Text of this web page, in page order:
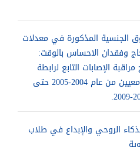
الجنسية المذكورة في معدلات
وفقدان الاحساس بالوقت:
الإصابات التابع لرابطة
الرياضيين الجامعيين من عام 2004-2005 حتى
الروحي والإبداع في طلاب